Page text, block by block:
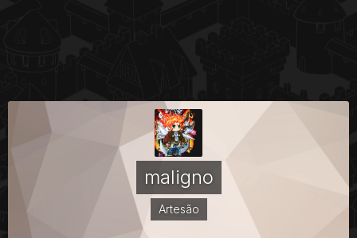
maligno
Artesão